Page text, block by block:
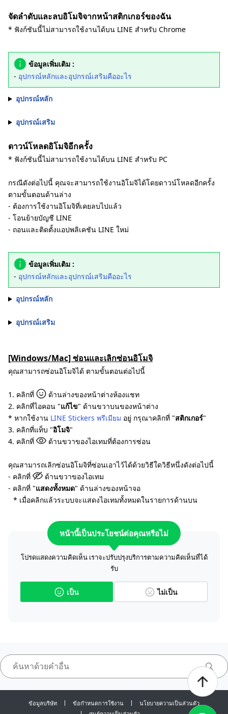
จัดลำดับและลบอิโมจิจากหน้าสติกเกอร์ของฉัน
* ฟังก์ชันนี้ไม่สามารถใช้งานได้บน LINE สำหรับ Chrome
ข้อมูลเพิ่มเติม :
- อุปกรณ์หลักและอุปกรณ์เสริมคืออะไร
อุปกรณ์หลัก
อุปกรณ์เสริม
ดาวน์โหลดอิโมจิอีกครั้ง
* ฟังก์ชันนี้ไม่สามารถใช้งานได้บน LINE สำหรับ PC
กรณีดังต่อไปนี้ คุณจะสามารถใช้งานอิโมจิได้โดยดาวน์โหลดอีกครั้ง
ตามขั้นตอนด้านล่าง
- ต้องการใช้งานอิโมจิที่เคยลบไปแล้ว
- โอนย้ายบัญชี LINE
- ถอนและติดตั้งแอปพลิเคชัน LINE ใหม่
ข้อมูลเพิ่มเติม :
- อุปกรณ์หลักและอุปกรณ์เสริมคืออะไร
อุปกรณ์หลัก
อุปกรณ์เสริม
[Windows/Mac] ซ่อนและเลิกซ่อนอิโมจิ
คุณสามารถซ่อนอิโมจิได้ ตามขั้นตอนต่อไปนี้
1. คลิกที่
ด้านล่างของหน้าต่างห้องแชท
2. คลิกที่ไอคอน "แก้ไข" ด้านขวาบนของหน้าต่าง
* หากใช้งาน LINE Stickers พรีเมียม อยู่ กรุณาคลิกที่ "สติกเกอร์"
3. คลิกที่แท็บ "อิโมจิ"
4. คลิกที่
ด้านขวาของไอเทมที่ต้องการซ่อน
คุณสามารถเลิกซ่อนอิโมจิที่ซ่อนเอาไว้ได้ด้วยวิธีใดวิธีหนึ่งดังต่อไปนี้
- คลิกที่
ด้านขวาของไอเทม
- คลิกที่ "แสดงทั้งหมด" ด้านล่างของหน้าจอ
* เมื่อคลิกแล้วระบบจะแสดงไอเทมทั้งหมดในรายการด้านบน
หน้านี้เป็นประโยชน์ต่อคุณหรือไม่
โปรดแสดงความคิดเห็น เราจะปรับปรุงบริการตามความคิดเห็นที่ได้
รับ
เป็น ไม่เป็น
ข้อมูลบริษัท ข้อกำหนดการใช้งาน
นโยบายความเป็นส่วนตัว